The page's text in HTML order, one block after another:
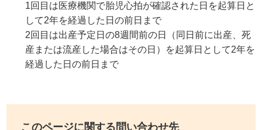
1回目は医療機関で胎児心拍が確認された日を起算日と
して2年を経過した日の前日まで
2回目は出産予定日の8週間前の日（同日前に出産、死
産または流産した場合はその日）を起算日として2年を
経過した日の前日まで
このページに関する問い合わせ先